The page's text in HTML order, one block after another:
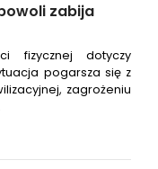
zabija
fizycznej dotyczy
pogarsza się z
zagrożeniu